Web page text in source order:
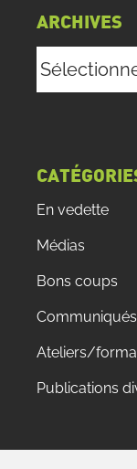
ARCHIVES
En vedette
Médias
Bons coups
Ateliers/
Publications